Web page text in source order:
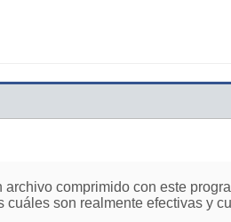
comprimido con este
son realmente efectivas y